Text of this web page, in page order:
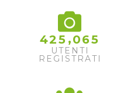
425 ,065
UTENTI
REGISTRATI